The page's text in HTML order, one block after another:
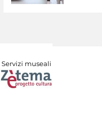
Servizi museali